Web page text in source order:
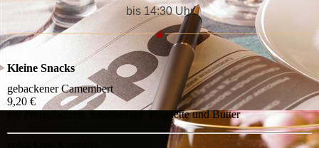
bis 14:30 Uhr
Kleine Snacks
gebackener Camembert
9,20 €
mit Preiselbeeren, Salatbeilage, Baguette und Butter